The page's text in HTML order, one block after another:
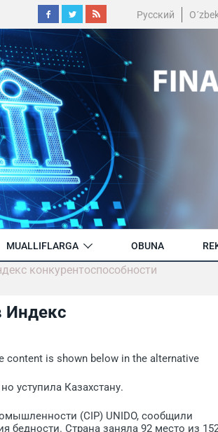
Русский
MUALLIFLARGA OBUNA
конкурентоспособности
Индекс
content is shown below in the alternative
уступила Казахстану.
(СIP) UNIDO, сообщили
бедности. Страна заняла 92 место из